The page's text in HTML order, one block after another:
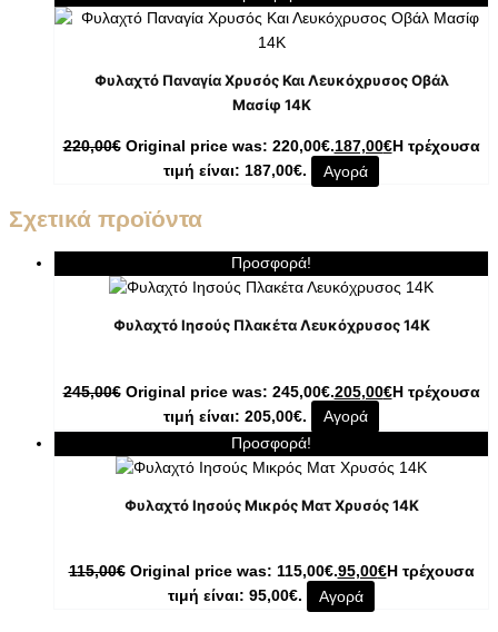
Φυλαχτό Παναγία Χρυσός Και Λευκόχρυσος Οβάλ
Μασίφ 14K
220,00€ Original price was: 220,00€.187,00€Η τρέχουσα
τιμή είναι: 187,00€.
Αγορά
Σχετικά προϊόντα
Προσφορά!
Φυλαχτό Ιησούς Πλακέτα Λευκόχρυσος 14K
245,00€ Original price was: 245,00€.205,00€Η τρέχουσα
τιμή είναι: 205,00€.
Αγορά
Προσφορά!
Φυλαχτό Ιησούς Μικρός Ματ Χρυσός 14K
115,00€ Original price was: 115,00€.95,00€Η τρέχουσα
τιμή είναι: 95,00€.
Αγορά